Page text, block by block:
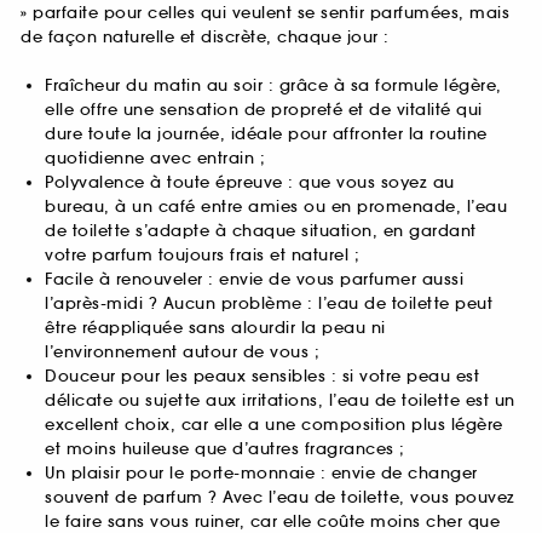
» parfaite pour celles qui veulent se sentir parfumées, mais
de façon naturelle et discrète, chaque jour :
Fraîcheur du matin au soir : grâce à sa formule légère,
elle offre une sensation de propreté et de vitalité qui
dure toute la journée, idéale pour affronter la routine
quotidienne avec entrain ;
Polyvalence à toute épreuve : que vous soyez au
bureau, à un café entre amies ou en promenade, l’eau
de toilette s’adapte à chaque situation, en gardant
votre parfum toujours frais et naturel ;
Facile à renouveler : envie de vous parfumer aussi
l’après-midi ? Aucun problème : l’eau de toilette peut
être réappliquée sans alourdir la peau ni
l’environnement autour de vous ;
Douceur pour les peaux sensibles : si votre peau est
délicate ou sujette aux irritations, l’eau de toilette est un
excellent choix, car elle a une composition plus légère
et moins huileuse que d’autres fragrances ;
Un plaisir pour le porte-monnaie : envie de changer
souvent de parfum ? Avec l’eau de toilette, vous pouvez
le faire sans vous ruiner, car elle coûte moins cher que